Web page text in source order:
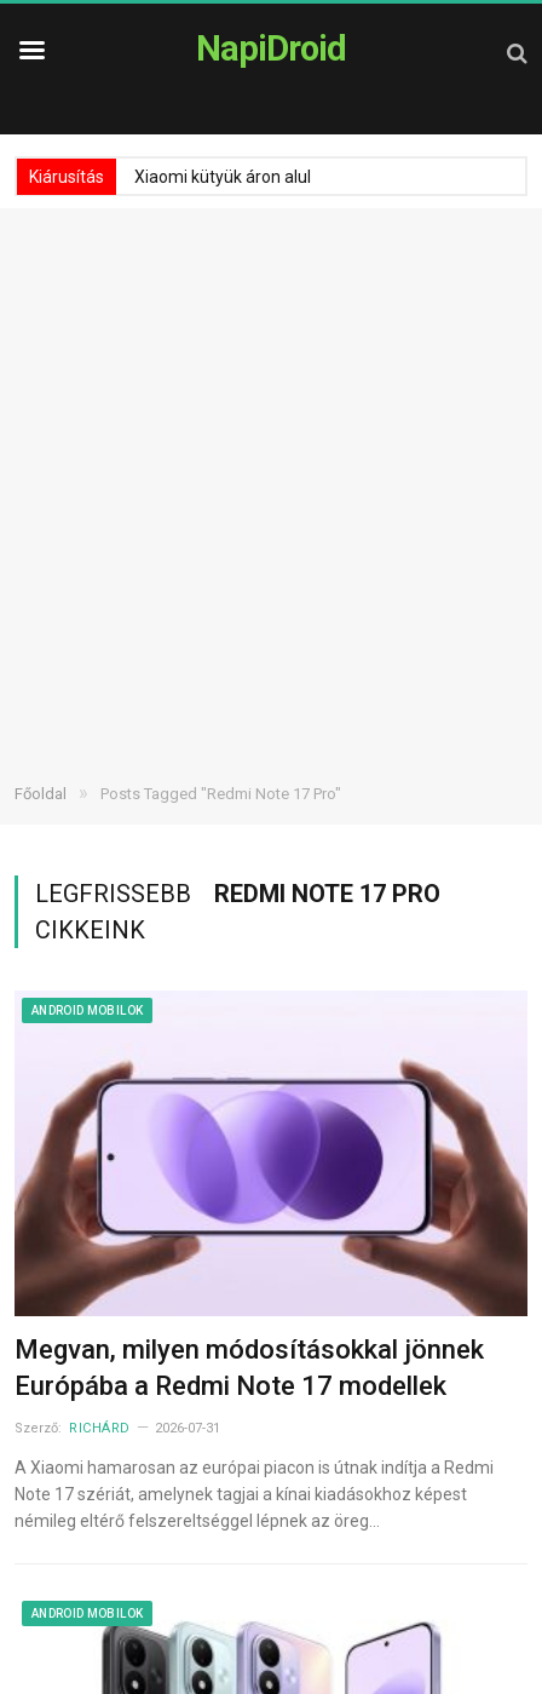
NapiDroid
Kiárusítás Xiaomi kütyük áron alul
Főoldal » Posts Tagged "Redmi Note 17 Pro"
LEGFRISSEBB
REDMI NOTE 17 PRO
CIKKEINK
ANDROID MOBILOK
Megvan, milyen módosításokkal jönnek
Európába a Redmi Note 17 modellek
Szerző: RICHÁRD 2026-07-31
A Xiaomi hamarosan az európai piacon is útnak indítja a Redmi
Note 17 szériát, amelynek tagjai a kínai kiadásokhoz képest
némileg eltérő felszereltséggel lépnek az öreg…
ANDROID MOBILOK